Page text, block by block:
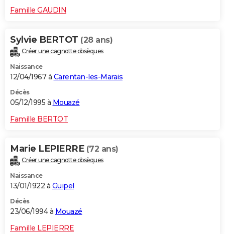
Famille GAUDIN
Sylvie BERTOT (28 ans)
Créer une cagnotte obsèques
Naissance
12/04/1967 à Carentan-les-Marais
Décès
05/12/1995 à Mouazé
Famille BERTOT
Marie LEPIERRE (72 ans)
Créer une cagnotte obsèques
Naissance
13/01/1922 à Guipel
Décès
23/06/1994 à Mouazé
Famille LEPIERRE